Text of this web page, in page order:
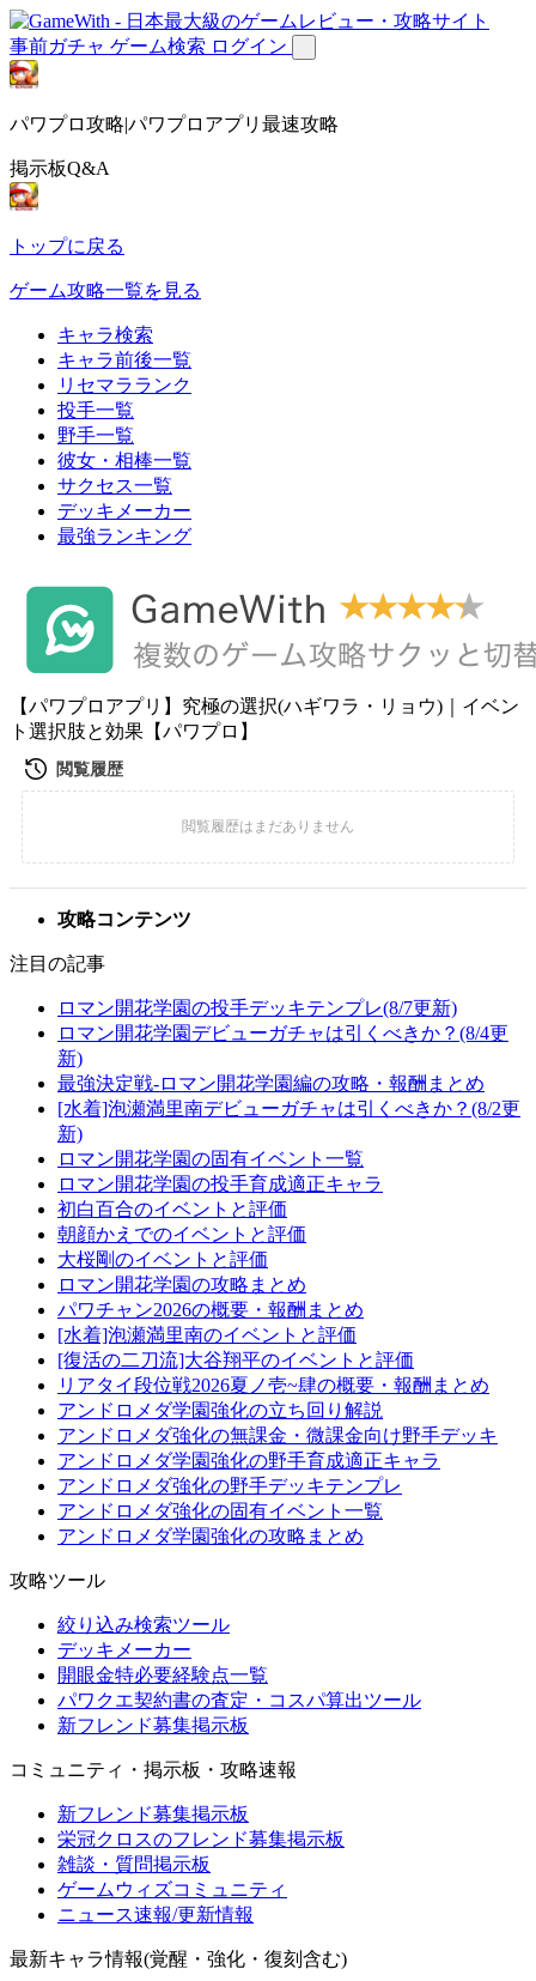
事前ガチャ ゲーム検索 ログイン
パワプロ攻略|パワプロアプリ最速攻略
掲示板Q&A
トップに戻る
ゲーム攻略一覧を見る
キャラ検索
キャラ前後一覧
リセマラランク
投手一覧
野手一覧
彼女・相棒一覧
サクセス一覧
デッキメーカー
最強ランキング
【パワプロアプリ】究極の選択(ハギワラ・リョウ)｜イベン
ト選択肢と効果【パワプロ】
攻略コンテンツ
注目の記事
ロマン開花学園の投手デッキテンプレ(8/7更新)
ロマン開花学園デビューガチャは引くべきか？(8/4更
新)
最強決定戦-ロマン開花学園編の攻略・報酬まとめ
[水着]泡瀬満里南デビューガチャは引くべきか？(8/2更
新)
ロマン開花学園の固有イベント一覧
ロマン開花学園の投手育成適正キャラ
初白百合のイベントと評価
朝顔かえでのイベントと評価
大桜剛のイベントと評価
ロマン開花学園の攻略まとめ
パワチャン2026の概要・報酬まとめ
[水着]泡瀬満里南のイベントと評価
[復活の二刀流]大谷翔平のイベントと評価
リアタイ段位戦2026夏ノ壱~肆の概要・報酬まとめ
アンドロメダ学園強化の立ち回り解説
アンドロメダ強化の無課金・微課金向け野手デッキ
アンドロメダ学園強化の野手育成適正キャラ
アンドロメダ強化の野手デッキテンプレ
アンドロメダ強化の固有イベント一覧
アンドロメダ学園強化の攻略まとめ
攻略ツール
絞り込み検索ツール
デッキメーカー
開眼金特必要経験点一覧
パワクエ契約書の査定・コスパ算出ツール
新フレンド募集掲示板
コミュニティ・掲示板・攻略速報
新フレンド募集掲示板
栄冠クロスのフレンド募集掲示板
雑談・質問掲示板
ゲームウィズコミュニティ
ニュース速報/更新情報
最新キャラ情報(覚醒・強化・復刻含む)